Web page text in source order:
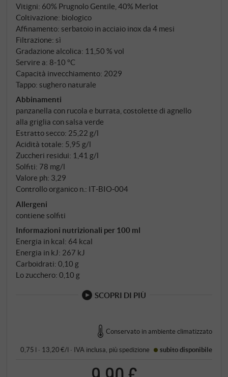
Vitigni: 60% Prugnolo Gentile, 40% Merlot
Coltivazione: biologico
Affinamento: serbatoio in acciaio inox da 4 mesi
Filtrazione: sì
Gradazione alcolica: 11,50 % vol
Servire a: 8‑10 °C
Capacità invecchiamento: 2029
Tappo: sughero naturale
Abbinamenti
panzanella con rucola e burrata, costolette di agnello
alla griglia con salsa verde
Estratto secco: 25,22 g/l
Acidità totale: 5,95 g/l
Zuccheri residui: 1,41 g/l
Solfiti: 78 mg/l
Valore ph: 3,29
Controllo organico n.: IT‑BIO‑004
Allergeni
contiene solfiti
Informazioni nutrizionali per 100 ml
Energia in kcal: 64 kcal
Energia in kJ: 267 kJ
Carboidrati: 0,10 g
Lo zucchero: 0,10 g
SCOPRI DI PIÙ
Conservato in ambiente climatizzato
0,75 l · 13,20 €/l · IVA inclusa , piùspedizione subito disponibile